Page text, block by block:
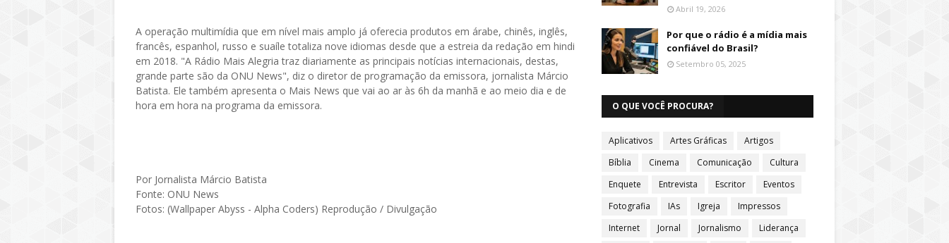
A operação multimídia que em nível mais amplo já oferecia produtos em árabe, chinês, inglês,
francês, espanhol, russo e suaíle totaliza nove idiomas desde que a estreia da redação em hindi
em 2018. "A Rádio Mais Alegria traz diariamente as principais notícias internacionais, destas,
grande parte são da ONU News", diz o diretor de programação da emissora, jornalista Márcio
Batista. Ele também apresenta o Mais News que vai ao ar às 6h da manhã e ao meio dia e de
hora em hora na programa da emissora.
Por Jornalista Márcio Batista
Fonte: ONU News
Fotos: (Wallpaper Abyss - Alpha Coders) Reprodução / Divulgação
Abril 19, 2026
Por que o rádio é a mídia mais
confiável do Brasil?
Setembro 05, 2025
O QUE VOCÊ PROCURA?
Aplicativos Artes Gráficas
Artigos
Bíblia
Cinema Comunicação
Cultura
Enquete
Entrevista Escritor
Eventos
Fotografia
IAs Igreja
Impressos
Internet
Jornal Jornalismo
Liderança